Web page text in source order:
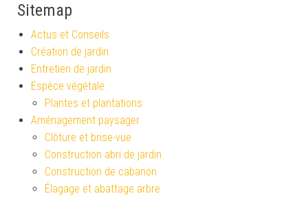
Sitemap
Actus et Conseils
Création de jardin
Entretien de jardin
Espèce végétale
Plantes et plantations
Aménagement paysager
Clôture et brise-vue
Construction abri de jardin
Construction de cabanon
Élagage et abattage arbre